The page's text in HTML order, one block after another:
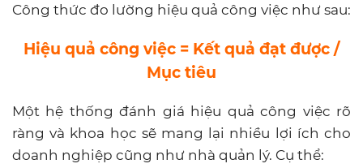
Công thức đo lường hiệu quả công việc như sau:
Hiệu quả công việc = Kết quả đạt được /
Mục tiêu
Một hệ thống đánh giá hiệu quả công việc rõ
ràng và khoa học sẽ mang lại nhiều lợi ích cho
doanh nghiệp cũng như nhà quản lý. Cụ thể: